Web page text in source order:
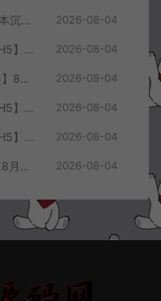
RED三端引擎传奇手游【2003我本沉默三职业】8月最新整理Win一键服务端+PC安卓+详细搭建教程 2026-08-04
三网H5格斗游戏【热血校园威龙H5】8月最新整理Linux手工服务端+Win一键服务端+解压即玩+简易安卓客户端+详细搭建教程 2026-08-04
三网H5射击游戏【战场小指挥H5】8月最新整理Linux手工服务端+Win一键服务端+解压即玩+简易安卓客户端+详细搭建教程 2026-08-04
三网H5模拟经营游戏【猴子集市H5】8月最新整理Linux手工服务端+Win一键服务端+解压即玩+简易安卓客户端+详细搭建教程 2026-08-04
三网H5休闲游戏【合成进化恐龙H5】8月最新整理Linux手工服务端+Win一键服务端+解压即玩+简易安卓客户端+详细搭建教程 2026-08-04
三网H5休闲游戏【脑力测试H5】8月最新整理Linux手工服务端+Win一键服务端+解压即玩+简易安卓客户端+详细搭建教程 2026-08-04